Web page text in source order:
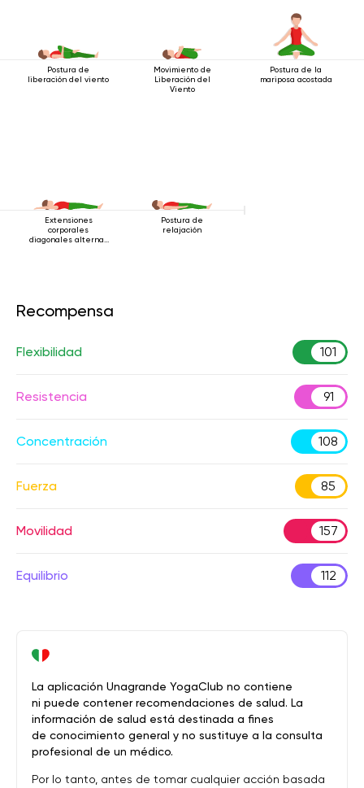
Postura de
liberación del viento
Movimiento de
Liberación del
Viento
Postura de la
mariposa acostada
Extensiones
corporales
diagonales alternas
Postura de
relajación
Recompensa
Flexibilidad 101
Resistencia 91
Concentración 108
Fuerza 85
Movilidad 157
Equilibrio 112
La aplicación Unagrande YogaClub no contiene
ni puede contener recomendaciones de salud. La
información de salud está destinada a fines
de conocimiento general y no sustituye a la consulta
profesional de un médico.
Por lo tanto, antes de tomar cualquier acción basada